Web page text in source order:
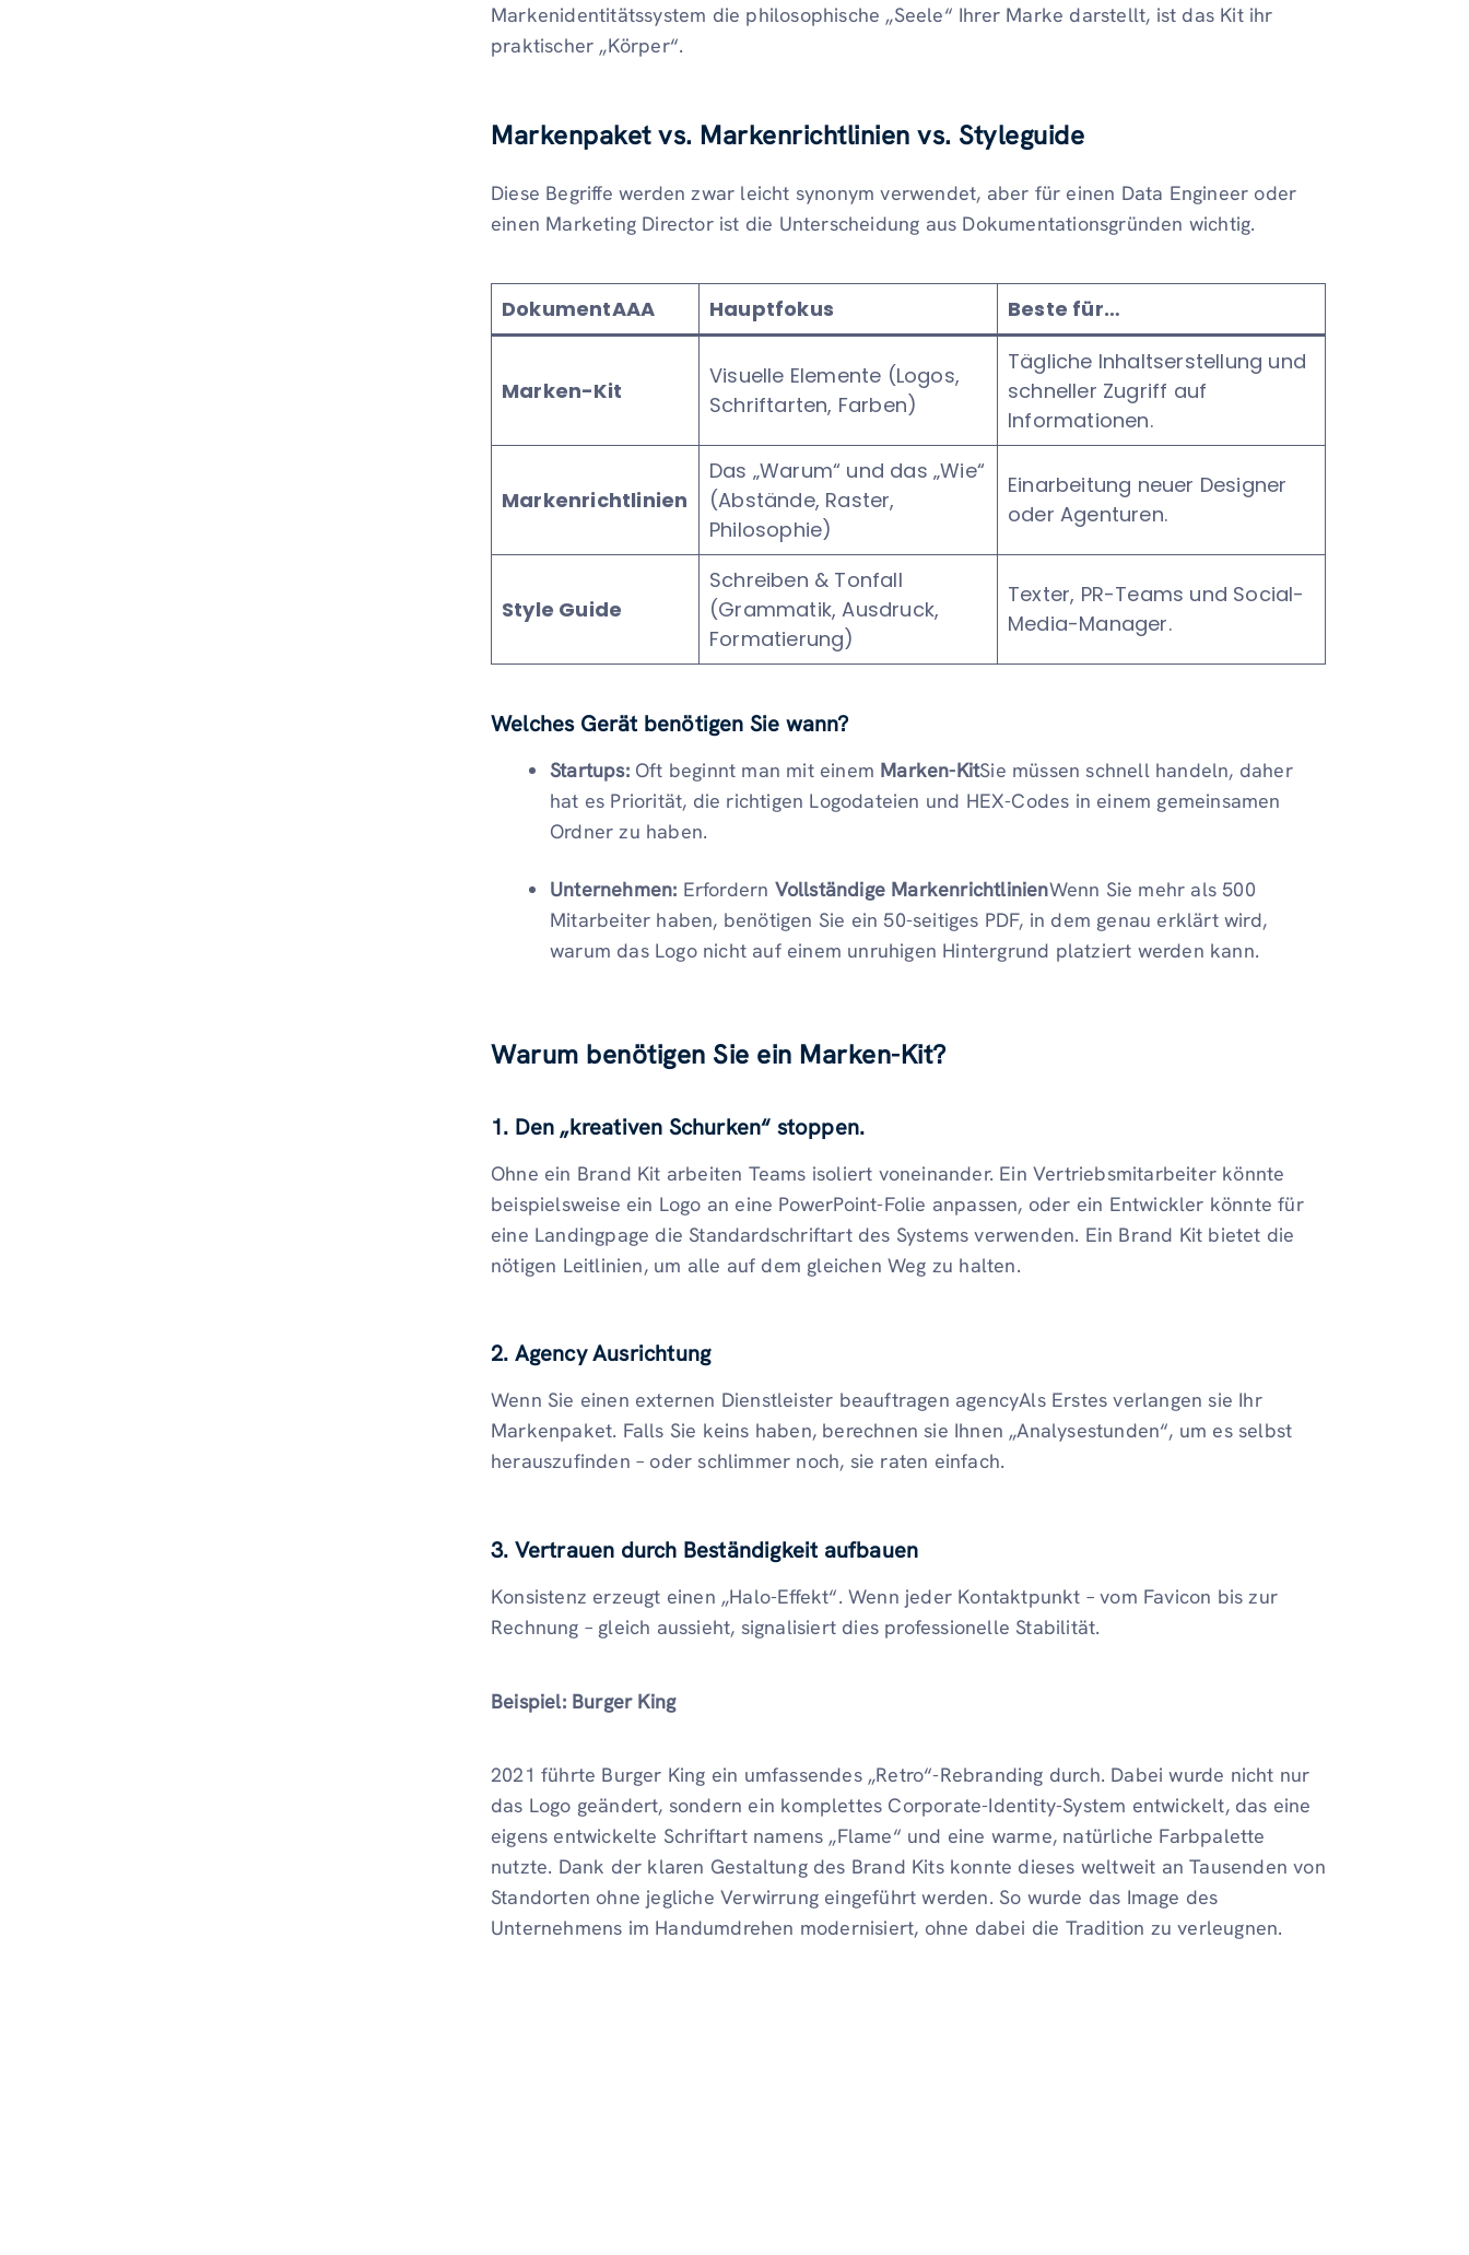
Markenidentitätssystem die philosophische „Seele“ Ihrer Marke darstellt, ist das Kit ihr
praktischer „Körper“.
Markenpaket vs. Markenrichtlinien vs. Styleguide
Diese Begriffe werden zwar leicht synonym verwendet, aber für einen Data Engineer oder
einen Marketing Director ist die Unterscheidung aus Dokumentationsgründen wichtig.
DokumentAAA Hauptfokus Beste für…
Marken-Kit
Visuelle Elemente (Logos,
Schriftarten, Farben)
Tägliche Inhaltserstellung und
schneller Zugriff auf
Informationen.
Markenrichtlinien
Das „Warum“ und das „Wie“
(Abstände, Raster,
Philosophie)
Einarbeitung neuer Designer
oder Agenturen.
Style Guide
Schreiben & Tonfall
(Grammatik, Ausdruck,
Formatierung)
Texter, PR-Teams und Social-
Media-Manager.
Welches Gerät benötigen Sie wann?
Startups:Oft beginnt man mit einem Marken-KitSie müssen schnell handeln, daher
hat es Priorität, die richtigen Logodateien und HEX-Codes in einem gemeinsamen
Ordner zu haben.
Unternehmen: Erfordern Vollständige MarkenrichtlinienWenn Sie mehr als 500
Mitarbeiter haben, benötigen Sie ein 50-seitiges PDF, in dem genau erklärt wird,
warum das Logo nicht auf einem unruhigen Hintergrund platziert werden kann.
Warum benötigen Sie ein Marken-Kit?
1. Den „kreativen Schurken“ stoppen.
Ohne ein Brand Kit arbeiten Teams isoliert voneinander. Ein Vertriebsmitarbeiter könnte
beispielsweise ein Logo an eine PowerPoint-Folie anpassen, oder ein Entwickler könnte für
eine Landingpage die Standardschriftart des Systems verwenden. Ein Brand Kit bietet die
nötigen Leitlinien, um alle auf dem gleichen Weg zu halten.
2. Agency Ausrichtung
Wenn Sie einen externen Dienstleister beauftragen agencyAls Erstes verlangen sie Ihr
Markenpaket. Falls Sie keins haben, berechnen sie Ihnen „Analysestunden“, um es selbst
herauszufinden – oder schlimmer noch, sie raten einfach.
3. Vertrauen durch Beständigkeit aufbauen
Konsistenz erzeugt einen „Halo-Effekt“. Wenn jeder Kontaktpunkt – vom Favicon bis zur
Rechnung – gleich aussieht, signalisiert dies professionelle Stabilität.
Beispiel: Burger King
2021 führte Burger King ein umfassendes „Retro“-Rebranding durch. Dabei wurde nicht nur
das Logo geändert, sondern ein komplettes Corporate-Identity-System entwickelt, das eine
eigens entwickelte Schriftart namens „Flame“ und eine warme, natürliche Farbpalette
nutzte. Dank der klaren Gestaltung des Brand Kits konnte dieses weltweit an Tausenden von
Standorten ohne jegliche Verwirrung eingeführt werden. So wurde das Image des
Unternehmens im Handumdrehen modernisiert, ohne dabei die Tradition zu verleugnen.